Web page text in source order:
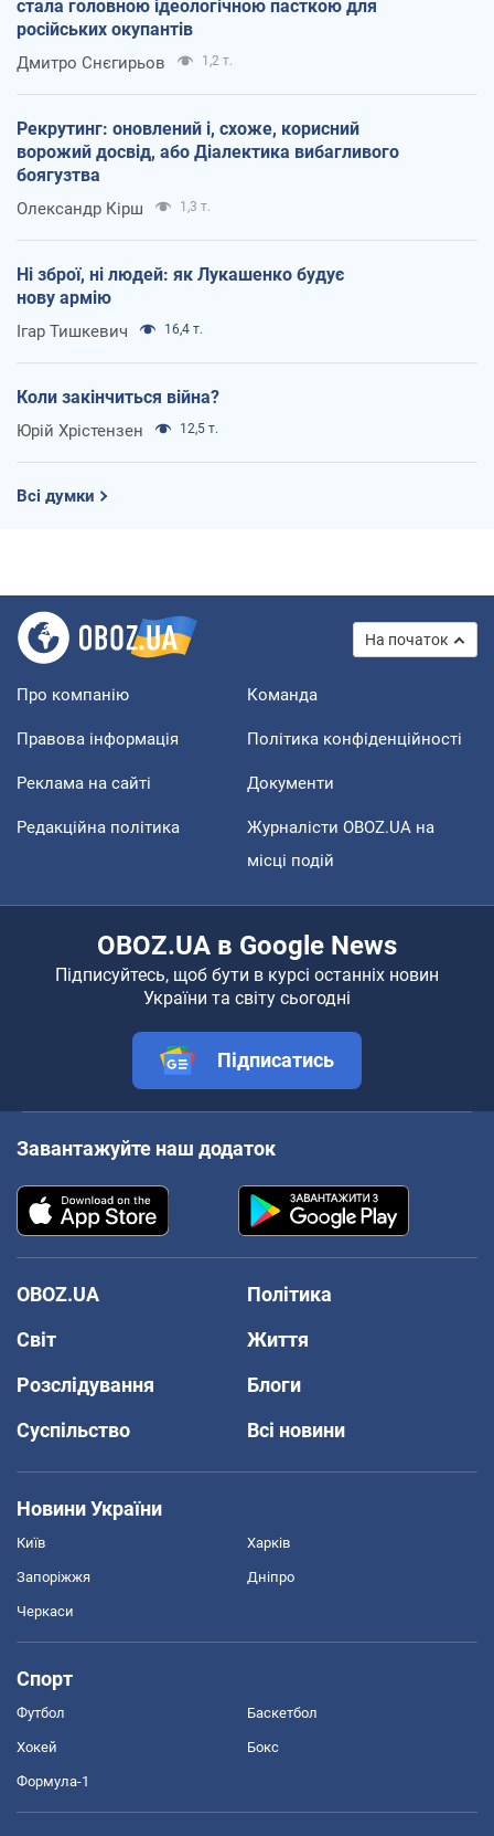
стала головною ідеологічною пасткою для
російських окупантів
Дмитро Снєгирьов 1,2 т.
Рекрутинг: оновлений і, схоже, корисний
ворожий досвід, або Діалектика вибагливого
боягузтва
Олександр Кірш 1,3 т.
Ні зброї, ні людей: як Лукашенко будує
нову армію
Ігар Тишкевич 16,4 т.
Коли закінчиться війна?
Юрій Хрістензен 12,5 т.
Всі думки
На початок
Про компанію Команда
Правова інформація Політика конфіденційності
Реклама на сайті Документи
Редакційна політика
Журналісти OBOZ.UA на
місці подій
OBOZ.UA в Google News
Підписуйтесь, щоб бути в курсі останніх новин
України та світу сьогодні
Підписатись
Завантажуйте наш додаток
OBOZ.UA
Політика
Світ
Життя
Розслідування
Блоги
Суспільство
Всі новини
Новини України
Київ Харків
Запоріжжя Дніпро
Черкаси
Спорт
Футбол Баскетбол
Хокей Бокс
Формула-1